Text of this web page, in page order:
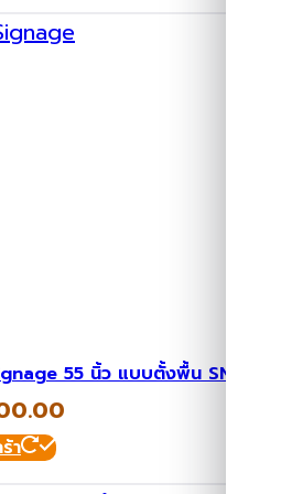
55 นิ้ว แบบตั้งพื้น SN-
า